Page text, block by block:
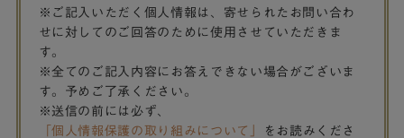
※ご記入いただく個人情報は、寄せられたお問い合わ
せに対してのご回答のために使用させていただきま
す。
※全てのご記入内容にお答えできない場合がございま
す。予めご了承ください。
※送信の前には必ず、
「個人情報保護の取り組みについて」
をお読みくださ